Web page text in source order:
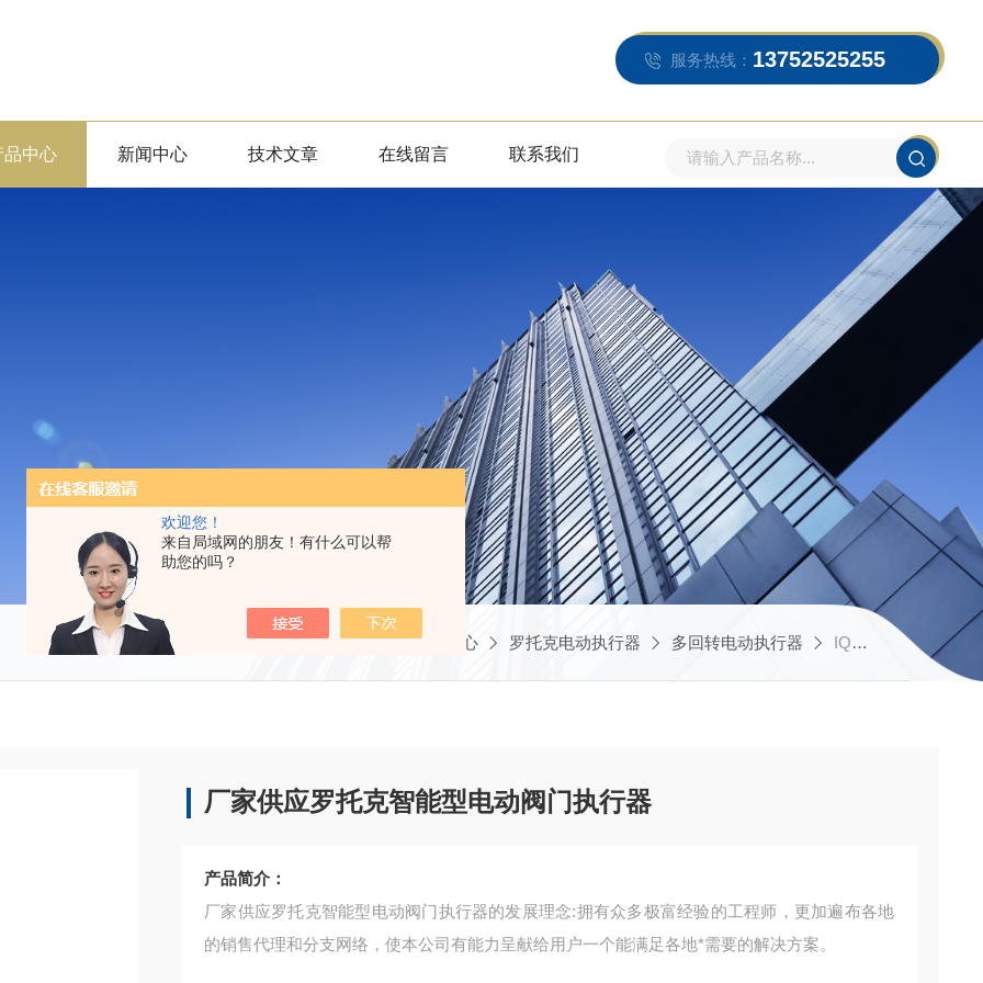
欢迎您！
来自局域网的朋友！有什么可以帮
助您的吗？
服务热线： 13752525255
品中心 新闻中心 技术文章 在线留言 联系我们
当前位置：首页 产品中心 罗托克电动执行器 多回转电动执行器 IQC10厂家供应罗托克智能型电动阀门执行器
厂家供应罗托克智能型电动阀门执行器
产品简介：
厂家供应罗托克智能型电动阀门执行器的发展理念:拥有众多极富经验的工程师，更加遍布各地
的销售代理和分支网络，使本公司有能力呈献给用户一个能满足各地*需要的解决方案。